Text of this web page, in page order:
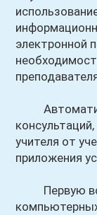
электронной
учителя от
приложения
Первую